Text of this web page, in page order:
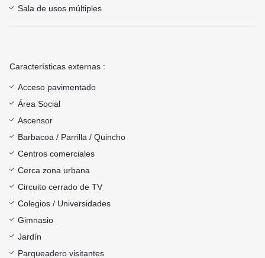
Sala de usos múltiples
Características externas :
Acceso pavimentado
Área Social
Ascensor
Barbacoa / Parrilla / Quincho
Centros comerciales
Cerca zona urbana
Circuito cerrado de TV
Colegios / Universidades
Gimnasio
Jardín
Parqueadero visitantes